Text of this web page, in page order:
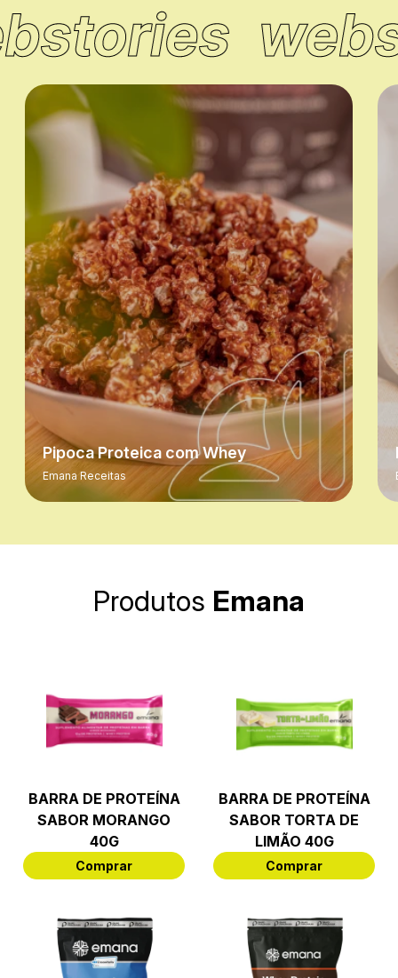
consensus statement: dietary supplements and
the high-performance athlete. British Journal of
Pipoca Proteica com Whey
Emana Receitas
Produtos Emana
BARRA DE PROTEÍNA
SABOR MORANGO
40G
Comprar
BARRA DE PROTEÍNA
SABOR TORTA DE
LIMÃO 40G
Comprar